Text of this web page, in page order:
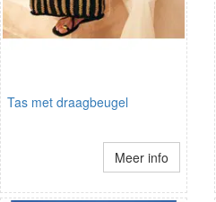
Tas met draagbeugel
Meer info